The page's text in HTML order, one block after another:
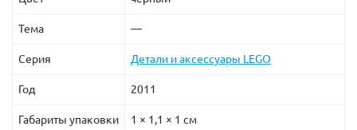
Тема —
Серия Детали и аксессуары LEGO
Год 2011
Габариты упаковки 1 × 1,1 × 1 см